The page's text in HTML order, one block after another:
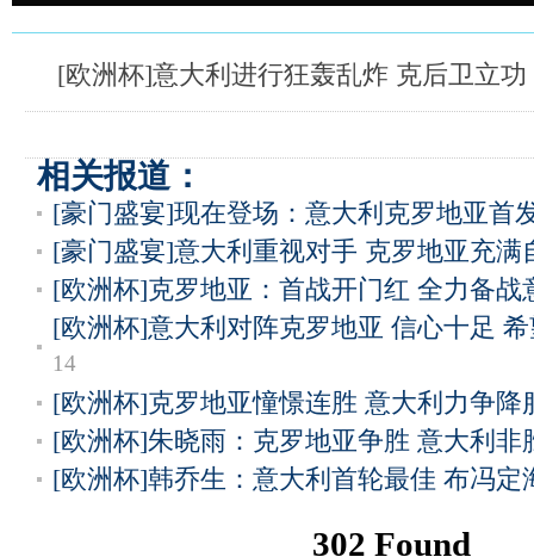
[欧洲杯]意大利进行狂轰乱炸 克后卫立功
相关报道：
[豪门盛宴]现在登场：意大利克罗地亚首
[豪门盛宴]意大利重视对手 克罗地亚充满
[欧洲杯]克罗地亚：首战开门红 全力备战
[欧洲杯]意大利对阵克罗地亚 信心十足
14
[欧洲杯]克罗地亚憧憬连胜 意大利力争降
[欧洲杯]朱晓雨：克罗地亚争胜 意大利非
[欧洲杯]韩乔生：意大利首轮最佳 布冯定
302 Found